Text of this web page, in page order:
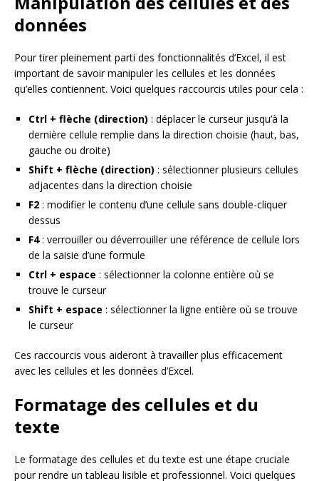
données
Pour tirer pleinement parti des fonctionnalités d’Excel, il est
important de savoir manipuler les cellules et les données
qu’elles contiennent. Voici quelques raccourcis utiles pour cela :
Ctrl + flèche (direction) : déplacer le curseur jusqu’à la
dernière cellule remplie dans la direction choisie (haut, bas,
gauche ou droite)
Shift + flèche (direction) : sélectionner plusieurs cellules
adjacentes dans la direction choisie
F2 : modifier le contenu d’une cellule sans double-cliquer
dessus
F4: verrouiller ou déverrouiller une référence de cellule lors
de la saisie d’une formule
Ctrl + espace : sélectionner la colonne entière où se
trouve le curseur
Shift + espace : sélectionner la ligne entière où se trouve
le curseur
Ces raccourcis vous aideront à travailler plus efficacement
avec les cellules et les données d’Excel.
Formatage des cellules et du
texte
Le formatage des cellules et du texte est une étape cruciale
pour rendre un tableau lisible et professionnel. Voici quelques